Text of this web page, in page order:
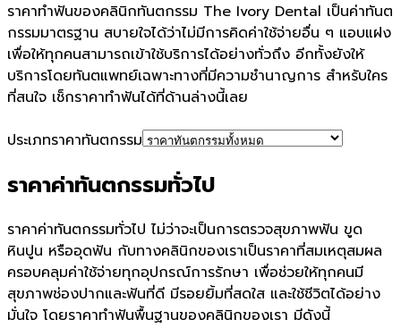
ราคาทำฟันของคลินิกทันตกรรม The Ivory Dental เป็นค่าทันต
กรรมมาตรฐาน สบายใจได้ว่าไม่มีการคิดค่าใช้จ่ายอื่น ๆ แอบแฝง
เพื่อให้ทุกคนสามารถเข้าใช้บริการได้อย่างทั่วถึง อีกทั้งยังให้
บริการโดยทันตแพทย์เฉพาะทางที่มีความชำนาญการ สำหรับใคร
ที่สนใจ เช็กราคาทำฟันได้ที่ด้านล่างนี้เลย
ประเภทราคาทันตกรรม
ราคาค่าทันตกรรมทั่วไป
ราคาค่าทันตกรรมทั่วไป ไม่ว่าจะเป็นการตรวจสุขภาพฟัน ขูด
หินปูน หรืออุดฟัน กับทางคลินิกของเราเป็นราคาที่สมเหตุสมผล
ครอบคลุมค่าใช้จ่ายทุกอุปกรณ์การรักษา เพื่อช่วยให้ทุกคนมี
สุขภาพช่องปากและฟันที่ดี มีรอยยิ้มที่สดใส และใช้ชีวิตได้อย่าง
มั่นใจ โดยราคาทำฟันพื้นฐานของคลินิกของเรา มีดังนี้